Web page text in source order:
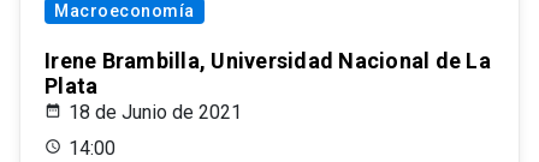
Macroeconomía
Irene Brambilla, Universidad Nacional de La
Plata
18 de Junio de 2021
14:00